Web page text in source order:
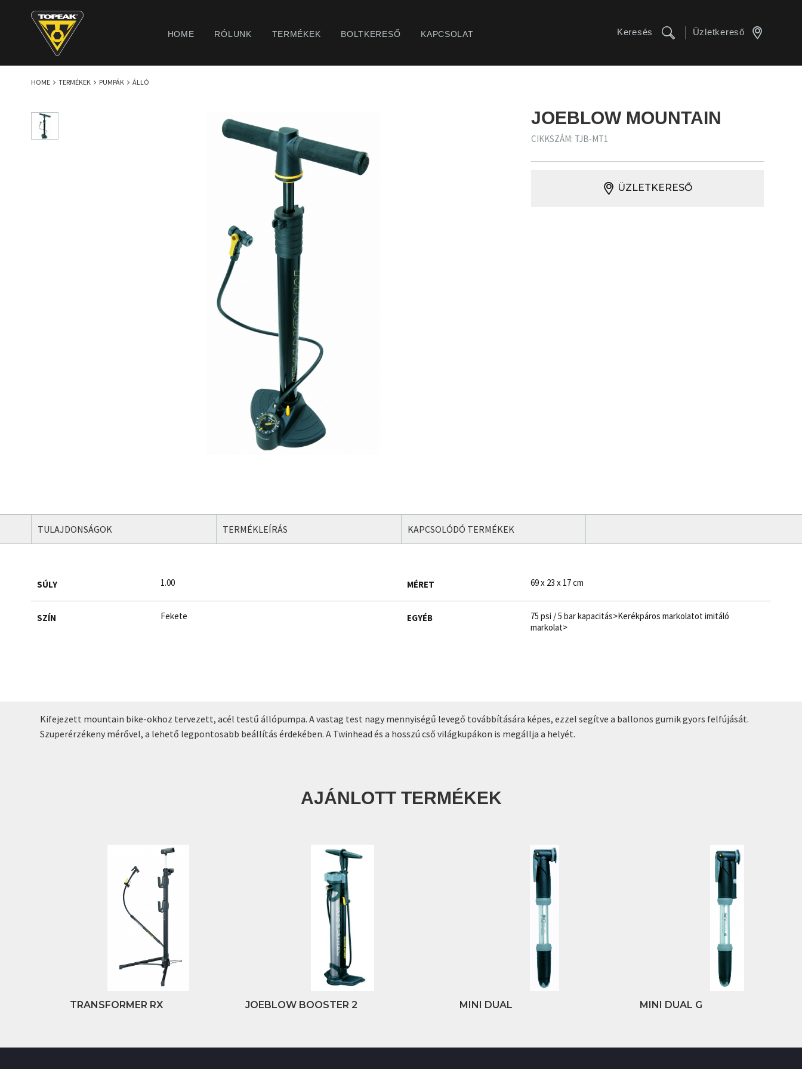
HOME RÓLUNK TERMÉKEK BOLTKERESŐ KAPCSOLAT Keresés Üzletkereső
HOME TERMÉKEK PUMPÁK ÁLLÓ
JOEBLOW MOUNTAIN
CIKKSZÁM: TJB-MT1
ÜZLETKERESŐ
TULAJDONSÁGOK TERMÉKLEÍRÁS KAPCSOLÓDÓ TERMÉKEK
SÚLY 1.00 MÉRET 69 x 23 x 17 cm
SZÍN Fekete EGYÉB
75 psi / 5 bar kapacitás>Kerékpáros markolatot imitáló
markolat>
Kifejezett mountain bike-okhoz tervezett, acél testű állópumpa. A vastag test nagy mennyiségű levegő továbbítására képes, ezzel segítve a ballonos gumik gyors felfújását.
Szuperérzékeny mérővel, a lehető legpontosabb beállítás érdekében. A Twinhead és a hosszú cső világkupákon is megállja a helyét.
AJÁNLOTT TERMÉKEK
TRANSFORMER RX JOEBLOW BOOSTER 2 MINI DUAL MINI DUAL G